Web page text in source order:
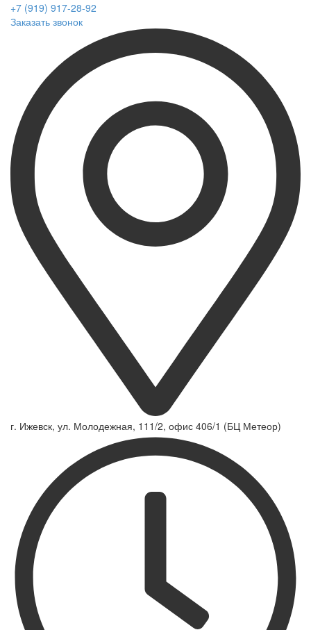
+7 (919) 917-28-92
Заказать звонок
г. Ижевск, ул. Молодежная, 111/2, офис 406/1 (БЦ Метеор)